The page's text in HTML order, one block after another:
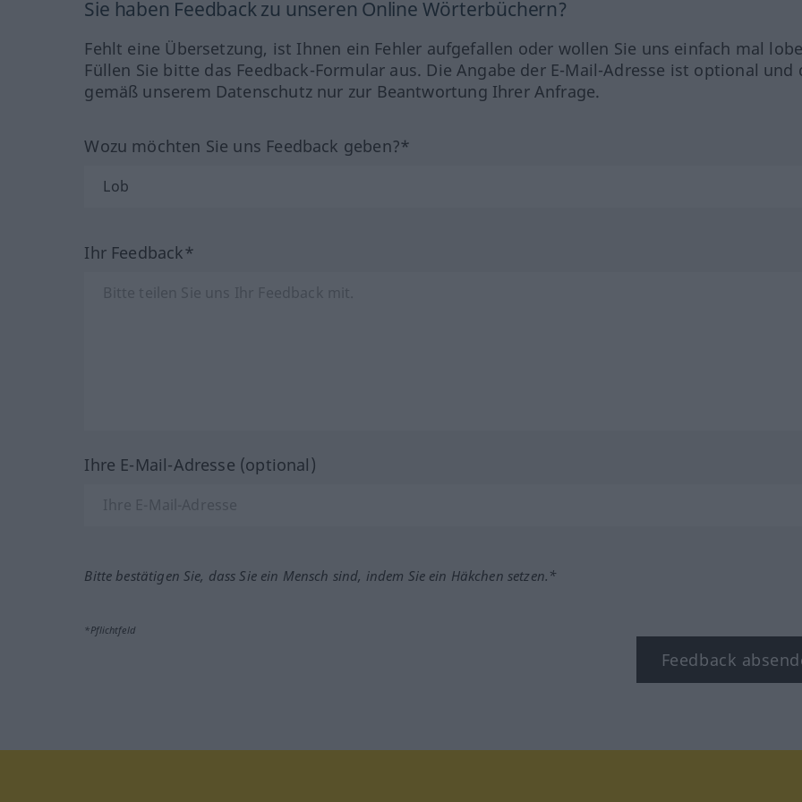
Sie haben Feedback zu unseren Online Wörterbüchern?
Fehlt eine Übersetzung, ist Ihnen ein Fehler aufgefallen oder wollen Sie uns einfach mal
Füllen Sie bitte das Feedback-Formular aus. Die Angabe der E-Mail-Adresse ist optional und
gemäß unserem Datenschutz nur zur Beantwortung Ihrer Anfrage.
Wozu möchten Sie uns Feedback geben?*
Ihr Feedback*
Ihre E-Mail-Adresse (optional)
Bitte bestätigen Sie, dass Sie ein Mensch sind, indem Sie ein Häkchen setzen.*
*Pflichtfeld
Feedback